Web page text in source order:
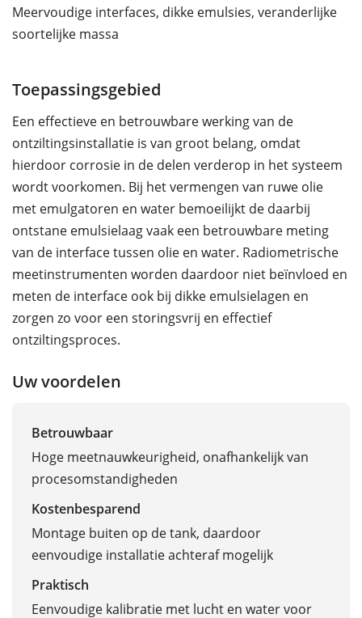
Meervoudige interfaces, dikke emulsies, veranderlijke
soortelijke massa
Toepassingsgebied
Een effectieve en betrouwbare werking van de
ontziltingsinstallatie is van groot belang, omdat
hierdoor corrosie in de delen verderop in het systeem
wordt voorkomen. Bij het vermengen van ruwe olie
met emulgatoren en water bemoeilijkt de daarbij
ontstane emulsielaag vaak een betrouwbare meting
van de interface tussen olie en water. Radiometrische
meetinstrumenten worden daardoor niet beïnvloed en
meten de interface ook bij dikke emulsielagen en
zorgen zo voor een storingsvrij en effectief
ontziltingsproces.
Uw voordelen
Betrouwbaar
Hoge meetnauwkeurigheid, onafhankelijk van
procesomstandigheden
Kostenbesparend
Montage buiten op de tank, daardoor
eenvoudige installatie achteraf mogelijk
Praktisch
Eenvoudige kalibratie met lucht en water voor